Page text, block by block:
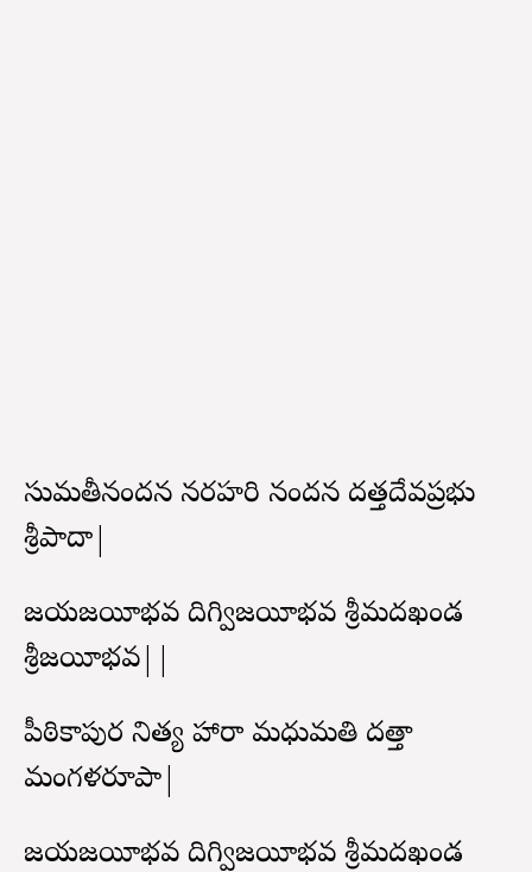
సుమతీనందన నరహరి నందన దత్తదేవప్రభు
శ్రీపాదా|
జయవిజయీభవ దిగ్విజయీభవ శ్రీమదఖండ
శ్రీవిజయీభవ||
పీఠికాపుర నిత్య విహారా మధుమతి దత్తా
మంగళరూపా|
జయవిజయీభవ దిగ్విజయీభవ శ్రీమదఖండ